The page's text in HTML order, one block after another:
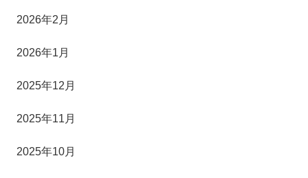
2026年2月
2026年1月
2025年12月
2025年11月
2025年10月